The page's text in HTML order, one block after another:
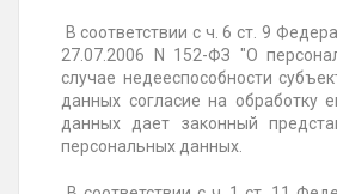
В соответствии с ч. 6 ст. 9
27.07.2006 N 152-ФЗ "О
случае недееспособности
данных согласие на обработку
данных дает законный
персональных данных.